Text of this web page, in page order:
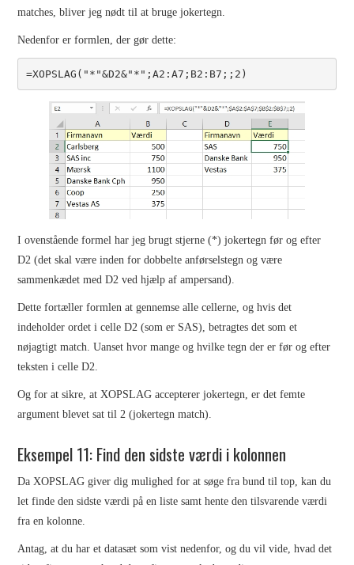
matches, bliver jeg nødt til at bruge jokertegn.
Nedenfor er formlen, der gør dette:
=XOPSLAG("*"&D2&"*";A2:A7;B2:B7;;2)
I ovenstående formel har jeg brugt stjerne (*) jokertegn før og efter
D2 (det skal være inden for dobbelte anførselstegn og være
sammenkædet med D2 ved hjælp af ampersand).
Dette fortæller formlen at gennemse alle cellerne, og hvis det
indeholder ordet i celle D2 (som er SAS), betragtes det som et
nøjagtigt match. Uanset hvor mange og hvilke tegn der er før og efter
teksten i celle D2.
Og for at sikre, at XOPSLAG accepterer jokertegn, er det femte
argument blevet sat til 2 (jokertegn match).
Eksempel 11: Find den sidste værdi i kolonnen
Da XOPSLAG giver dig mulighed for at søge fra bund til top, kan du
let finde den sidste værdi på en liste samt hente den tilsvarende værdi
fra en kolonne.
Antag, at du har et datasæt som vist nedenfor, og du vil vide, hvad det